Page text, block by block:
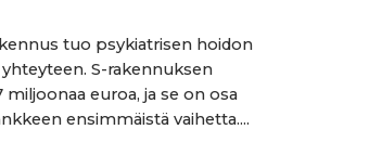
tuo psykiatrisen hoidon
S-rakennuksen
euroa, ja se on osa
ensimmäistä vaihetta....